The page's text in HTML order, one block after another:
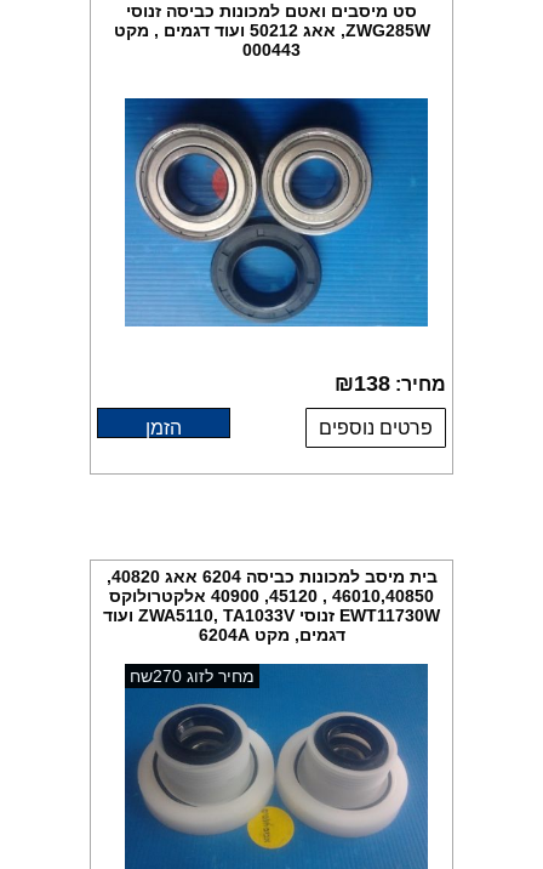
סט מיסבים ואטם למכונות כביסה זנוסי
ZWG285W, אאג 50212 ועוד דגמים , מקט
000443
מחיר: ₪138
פרטים נוספים הזמן
בית מיסב למכונות כביסה 6204 אאג 40820,
46010,40850 , 45120, 40900 אלקטרולוקס
EWT11730W זנוסי ZWA5110, TA1033V ועוד
דגמים, מקט 6204A
מחיר לזוג 270שח